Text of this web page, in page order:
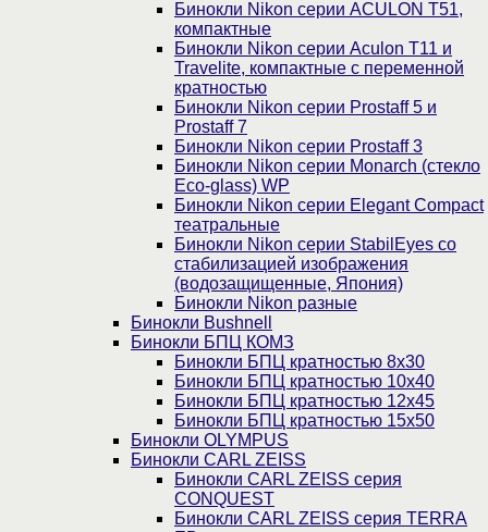
Бинокли Nikon серии ACULON Т51,
компактные
Бинокли Nikon серии Aculon T11 и
Travelite, компактные с переменной
кратностью
Бинокли Nikon серии Prostaff 5 и
Prostaff 7
Бинокли Nikon серии Prostaff 3
Бинокли Nikon серии Monarch (стекло
Eco-glass) WP
Бинокли Nikon серии Elegant Compact
театральные
Бинокли Nikon серии StabilEyes со
стабилизацией изображения
(водозащищенные, Япония)
Бинокли Nikon разные
Бинокли Bushnell
Бинокли БПЦ КОМЗ
Бинокли БПЦ кратностью 8х30
Бинокли БПЦ кратностью 10х40
Бинокли БПЦ кратностью 12х45
Бинокли БПЦ кратностью 15х50
Бинокли OLYMPUS
Бинокли CARL ZEISS
Бинокли CARL ZEISS серия
CONQUEST
Бинокли CARL ZEISS серия TERRA